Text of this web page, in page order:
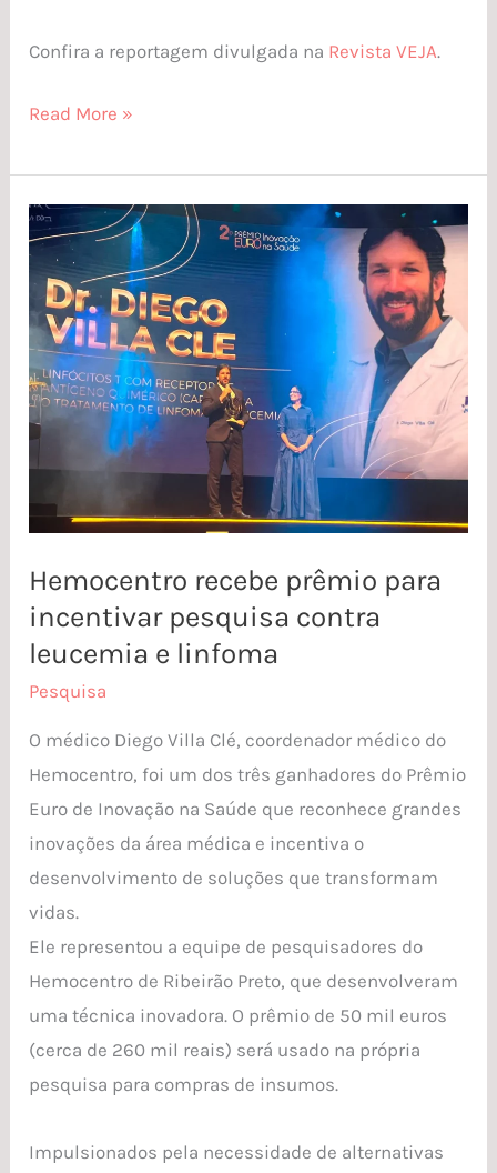
Confira a reportagem divulgada na Revista VEJA.
Read More »
Hemocentro recebe prêmio para
incentivar pesquisa contra
leucemia e linfoma
Pesquisa
O médico Diego Villa Clé, coordenador médico do
Hemocentro, foi um dos três ganhadores do Prêmio
Euro de Inovação na Saúde que reconhece grandes
inovações da área médica e incentiva o
desenvolvimento de soluções que transformam
vidas.
Ele representou a equipe de pesquisadores do
Hemocentro de Ribeirão Preto, que desenvolveram
uma técnica inovadora. O prêmio de 50 mil euros
(cerca de 260 mil reais) será usado na própria
pesquisa para compras de insumos.
Impulsionados pela necessidade de alternativas
Hemocentro
recebe
prêmio
para
incentivar
pesquisa
contra
leucemia
linfoma